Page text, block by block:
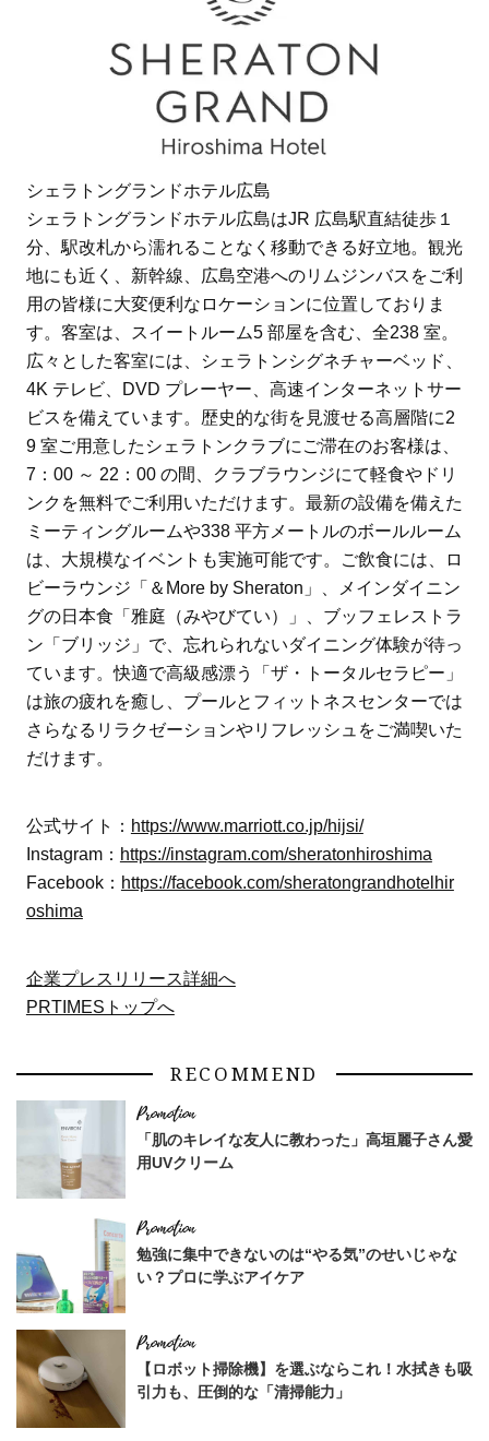
シェラトングランドホテル広島
シェラトングランドホテル広島はJR 広島駅直結徒歩１
分、駅改札から濡れることなく移動できる好立地。観光
地にも近く、新幹線、広島空港へのリムジンバスをご利
用の皆様に大変便利なロケーションに位置しておりま
す。客室は、スイートルーム5 部屋を含む、全238 室。
広々とした客室には、シェラトンシグネチャーベッド、
4K テレビ、DVD プレーヤー、高速インターネットサー
ビスを備えています。歴史的な街を見渡せる高層階に2
9 室ご用意したシェラトンクラブにご滞在のお客様は、
7：00 ～ 22：00 の間、クラブラウンジにて軽食やドリ
ンクを無料でご利用いただけます。最新の設備を備えた
ミーティングルームや338 平方メートルのボールルーム
は、大規模なイベントも実施可能です。ご飲食には、ロ
ビーラウンジ「＆More by Sheraton」、メインダイニン
グの日本食「雅庭（みやびてい）」、ブッフェレストラ
ン「ブリッジ」で、忘れられないダイニング体験が待っ
ています。快適で高級感漂う「ザ・トータルセラピー」
は旅の疲れを癒し、プールとフィットネスセンターでは
さらなるリラクゼーションやリフレッシュをご満喫いた
だけます。
公式サイト： https://www.marriott.co.jp/hijsi/
Instagram： https://instagram.com/sheratonhiroshima
Facebook： https://facebook.com/sheratongrandhotelhir
oshima
企業プレスリリース詳細へ
PRTIMESトップへ
RECOMMEND
「肌のキレイな友人に教わった」高垣麗子さん愛
用UVクリーム
勉強に集中できないのは“やる気”のせいじゃな
い？プロに学ぶアイケア
【ロボット掃除機】を選ぶならこれ！水拭きも吸
引力も、圧倒的な「清掃能力」